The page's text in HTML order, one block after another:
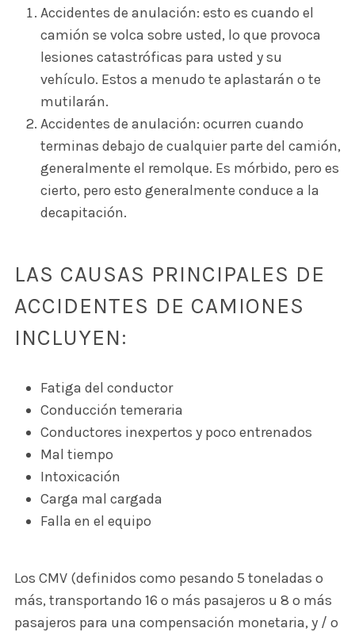
Accidentes de anulación: esto es cuando el
camión se volca sobre usted, lo que provoca
lesiones catastróficas para usted y su
vehículo. Estos a menudo te aplastarán o te
mutilarán.
Accidentes de anulación: ocurren cuando
terminas debajo de cualquier parte del camión,
generalmente el remolque. Es mórbido, pero es
cierto, pero esto generalmente conduce a la
decapitación.
LAS CAUSAS PRINCIPALES DE
ACCIDENTES DE CAMIONES
INCLUYEN:
Fatiga del conductor
Conducción temeraria
Conductores inexpertos y poco entrenados
Mal tiempo
Intoxicación
Carga mal cargada
Falla en el equipo
Los CMV (definidos como pesando 5 toneladas o
más, transportando 16 o más pasajeros u 8 o más
pasajeros para una compensación monetaria, y / o